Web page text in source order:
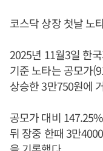
코스닥 상장 첫날 노
2025년 11월3일 한
기준 노타는 공모가
상승한 3만750원에
공모가 대비
뒤 장중 한때 3만